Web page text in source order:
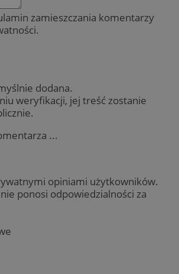
zamieszczania komentarzy
dodana.
weryfikacji, jej treść zostanie
...
opiniami użytkowników.
ponosi odpowiedzialności za